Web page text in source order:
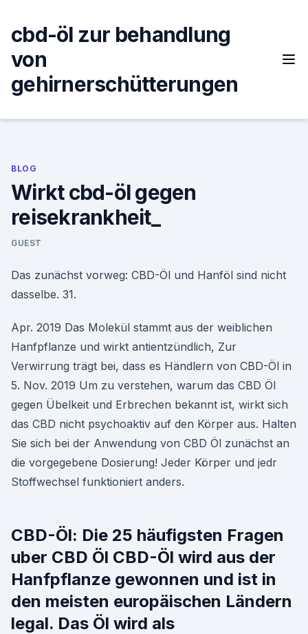
content
cbd-öl zur behandlung
von
gehirnerschütterungen
BLOG
Wirkt cbd-öl gegen
reisekrankheit_
GUEST
Das zunächst vorweg: CBD-Öl und Hanföl sind nicht
dasselbe. 31.
Apr. 2019 Das Molekül stammt aus der weiblichen
Hanfpflanze und wirkt antientzündlich, Zur
Verwirrung trägt bei, dass es Händlern von CBD-Öl in
5. Nov. 2019 Um zu verstehen, warum das CBD Öl
gegen Übelkeit und Erbrechen bekannt ist, wirkt sich
das CBD nicht psychoaktiv auf den Körper aus. Halten
Sie sich bei der Anwendung von CBD Öl zunächst an
die vorgegebene Dosierung! Jeder Körper und jedr
Stoffwechsel funktioniert anders.
CBD-Öl: Die 25 häufigsten Fragen
uber CBD Öl CBD-Öl wird aus der
Hanfpflanze gewonnen und ist in
den meisten europäischen Ländern
legal. Das Öl wird als